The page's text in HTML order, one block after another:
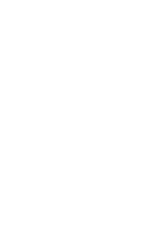
informacija žemiau pateiktoje
© Lietuvos Respublikos žemės ūkio
Užsiprenumeruokite Lietuvos